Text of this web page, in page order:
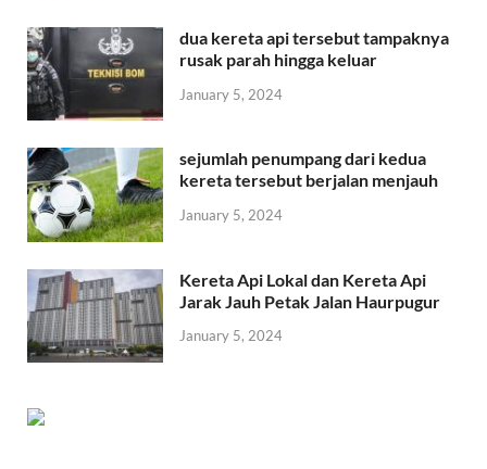
dua kereta api tersebut tampaknya
rusak parah hingga keluar
January 5, 2024
sejumlah penumpang dari kedua
kereta tersebut berjalan menjauh
January 5, 2024
Kereta Api Lokal dan Kereta Api
Jarak Jauh Petak Jalan Haurpugur
January 5, 2024